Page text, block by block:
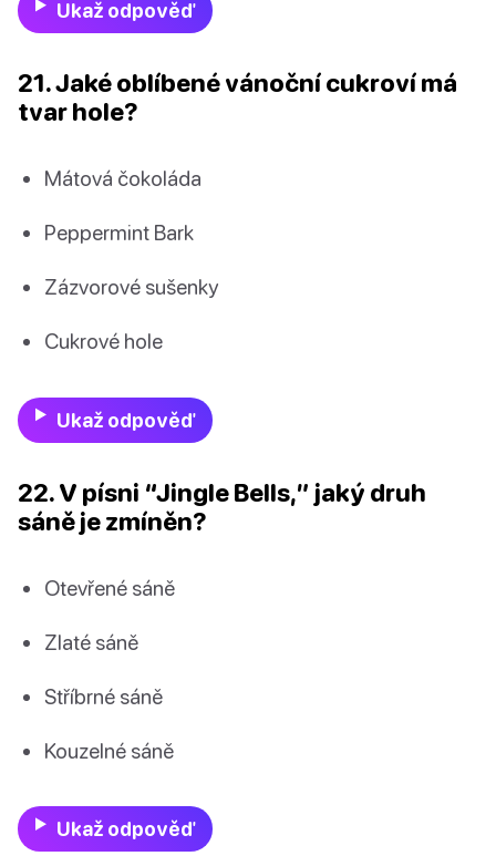
Ukaž odpověď
21. Jaké oblíbené vánoční cukroví má
tvar hole?
Mátová čokoláda
Peppermint Bark
Zázvorové sušenky
Cukrové hole
Ukaž odpověď
22. V písni “Jingle Bells,” jaký druh
sáně je zmíněn?
Otevřené sáně
Zlaté sáně
Stříbrné sáně
Kouzelné sáně
Ukaž odpověď